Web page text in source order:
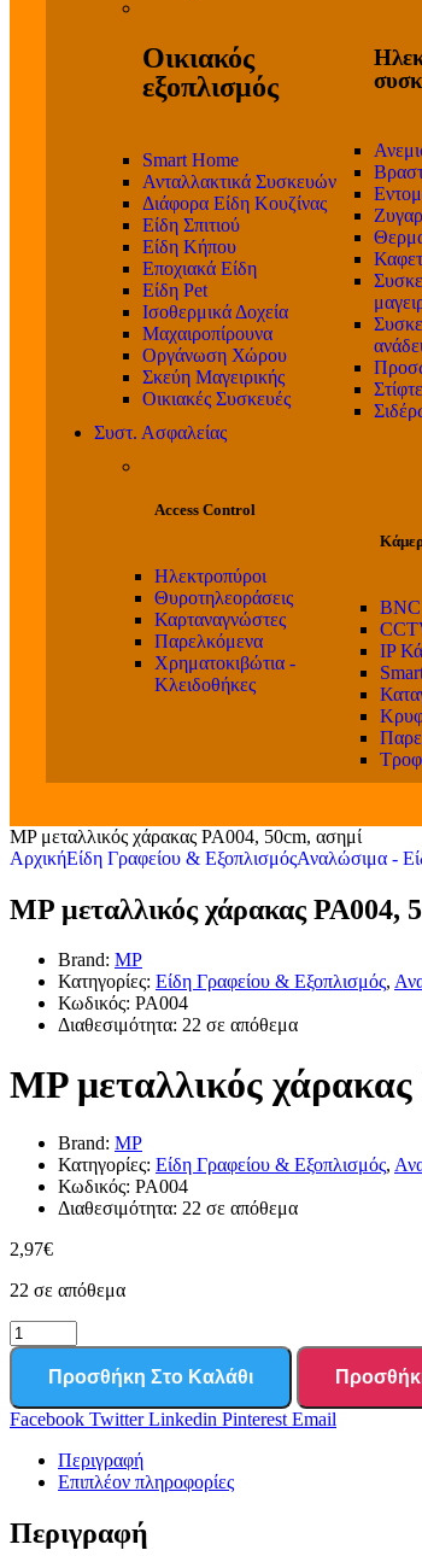
Οικιακός
εξοπλισμός
Smart Home
Ανταλλακτικά Συσκευών
Διάφορα Είδη Κουζίνας
Είδη Σπιτιού
Είδη Κήπου
Εποχιακά Είδη
Είδη Pet
Ισοθερμικά Δοχεία
Μαχαιροπίρουνα
Οργάνωση Χώρου
Σκεύη Μαγειρικής
Οικιακές Συσκευές
Συστ. Ασφαλείας
Access Control
Ηλεκτροπύροι
Θυροτηλεοράσεις
Καρταναγνώστες
Παρελκόμενα
Χρηματοκιβώτια -
Κλειδοθήκες
BNC
IP
MP μεταλλικός χάρακας PA004, 50cm, ασημί
ΑρχικήΕίδη Γραφείου & ΕξοπλισμόςΑναλώσιμα -
MP μεταλλικός χάρακας PA004,
Brand: MP
Κατηγορίες: Είδη Γραφείου & Εξοπλισμός,
Κωδικός: PA004
Διαθεσιμότητα: 22 σε απόθεμα
MP μεταλλικός
Brand: MP
Κατηγορίες: Είδη Γραφείου & Εξοπλισμός,
Κωδικός: PA004
Διαθεσιμότητα: 22 σε απόθεμα
2,97€
22 σε απόθεμα
Προσθήκη Στο Καλάθι
Facebook Twitter Linkedin Pinterest Email
Περιγραφή
Επιπλέον πληροφορίες
Περιγραφή